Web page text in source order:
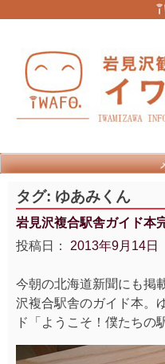
タグ: ゆあみくん
岩見沢複合駅舎ガイド本
投稿日： 2013年9月14日
今朝の北海道新聞にも掲
沢複合駅舎のガイド本。
ド「ようこそ！僕たちの